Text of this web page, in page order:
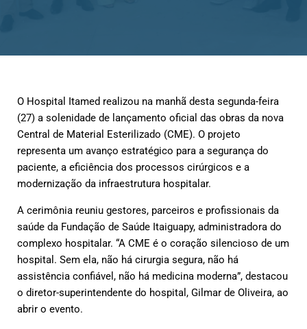
O Hospital Itamed realizou na manhã desta segunda-feira
(27) a solenidade de lançamento oficial das obras da nova
Central de Material Esterilizado (CME). O projeto
representa um avanço estratégico para a segurança do
paciente, a eficiência dos processos cirúrgicos e a
modernização da infraestrutura hospitalar.
A cerimônia reuniu gestores, parceiros e profissionais da
saúde da Fundação de Saúde Itaiguapy, administradora do
complexo hospitalar. “A CME é o coração silencioso de um
hospital. Sem ela, não há cirurgia segura, não há
assistência confiável, não há medicina moderna”, destacou
o diretor-superintendente do hospital, Gilmar de Oliveira, ao
abrir o evento.